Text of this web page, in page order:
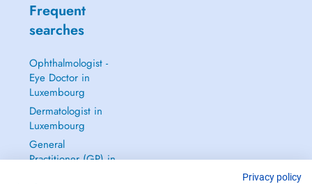
Frequent
searches
Ophthalmologist -
Eye Doctor in
Luxembourg
Dermatologist in
Luxembourg
General
Practitioner (GP) in
Privacy policy